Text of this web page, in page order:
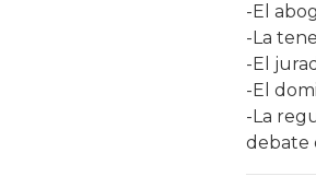
-El
-La
-El
-El
-La
debate